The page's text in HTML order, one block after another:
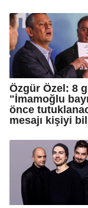
Özgür Özel: 8
"İmamoğlu
önce
mesajı kişiyi